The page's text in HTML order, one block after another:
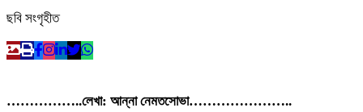
ছবি সংগৃহীত
……………..লেখা: আন্না নেমতসোভা…………………..